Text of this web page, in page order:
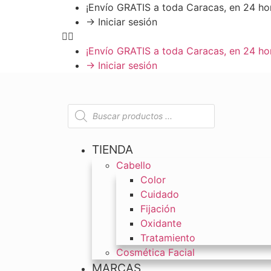
¡Envío GRATIS a toda Caracas, en 24
→ Iniciar sesión
¡Envío GRATIS a toda Caracas, en 24
→ Iniciar sesión
TIENDA
Cabello
Color
Cuidado
Fijación
Oxidante
Tratamiento
Cosmética Facial
MARCAS